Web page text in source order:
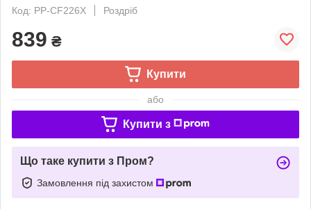
Код: PP-CF226X
Роздріб
839 ₴
Купити
або
Купити з
Що таке купити з Пром?
Замовлення під захистом